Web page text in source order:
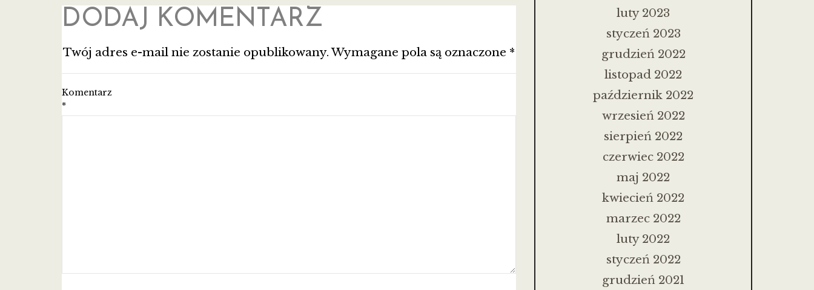
DODAJ KOMENTARZ
Twój adres e-mail nie zostanie opublikowany. Wymagane pola są oznaczone *
Komentarz
*
luty 2023
styczeń 2023
grudzień 2022
listopad 2022
październik 2022
wrzesień 2022
sierpień 2022
czerwiec 2022
maj 2022
kwiecień 2022
marzec 2022
luty 2022
styczeń 2022
grudzień 2021